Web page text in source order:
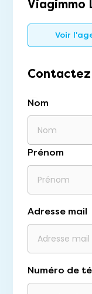
Viagimmo
Voir
Nom
Prénom
Adresse mail
Numéro de